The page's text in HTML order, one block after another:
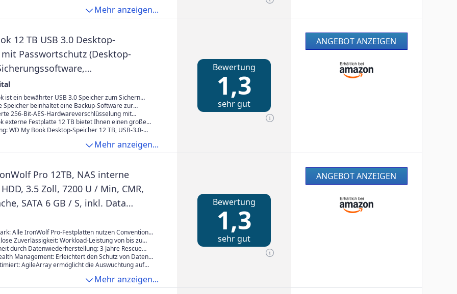
INBEGRIFFEN. Bitte bestätigen Sie die
mit Ihrem Dienstanbieter, bevor Sie Ihre
Mehr anzeigen...
12 TB USB 3.0 Desktop-
Passwortschutz (Desktop-
SuperSpeed USB)
ist ein bewährter USB 3.0 Speicher zum Sichern
Der zuverlässige Desktop-Speicher im attraktiven
WD-Qualität sichert Ihre Daten einfach und
Speicher beinhaltet eine Backup-Software zur
wichtigen Daten. Richten Sie einfach eine
ein, indem Sie den Zeitpunkt und die
256-Bit-AES-Hardwareverschlüsselung mit
von My Book sorgt dafür, dass Ihre Inhalte stets
geschützt bleiben
externe Festplatte 12 TB bietet Ihnen einen großen
Erweiterung Ihres jetzigen PC-Speichers oder zur
WD My Book Desktop-Speicher 12 TB, USB-3.0-
von Geräten, SchnellinstallationsanleitungMehr anzeigen...
Bewertung
1,3
sehr gut
ANGEBOT ANZEIGEN
Pro 12TB, NAS interne
3.5 Zoll, 7200 U / Min, CMR,
SATA 6 GB / S, inkl. Data
(ST12000NTZ01)
Alle IronWolf Pro-Festplatten nutzen Conventional
(CMR) für konsistente, erstklassige Leistung im
Benutzer jederzeit und überall Zugriff auf ihre
Zuverlässigkeit: Workload-Leistung von bis zu
Gesamtbetriebskosten (TCO).
durch Datenwiederherstellung: 3 Jahre Rescue
Services zur Datenwiederherstellung für eine
Datenwiederherstellung.
Management: Erleichtert den Schutz von Daten
Intervention und Empfehlungen zur
AgileArray ermöglicht die Auswuchtung auf
für erstklassige RAID-Leistung in
mehreren Laufwerksschächten.
Mehr anzeigen...
Bewertung
1,3
sehr gut
ANGEBOT ANZEIGEN